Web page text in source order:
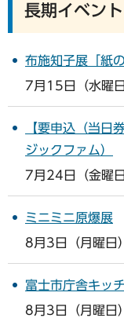
長期イベント
布施知子展「紙の
7月15日（水曜
【要申込（当
ジックファム）
7月24日（金曜
ミニミニ原爆展
8月3日（月曜日
富士市庁舎キッ
8月3日（月曜日